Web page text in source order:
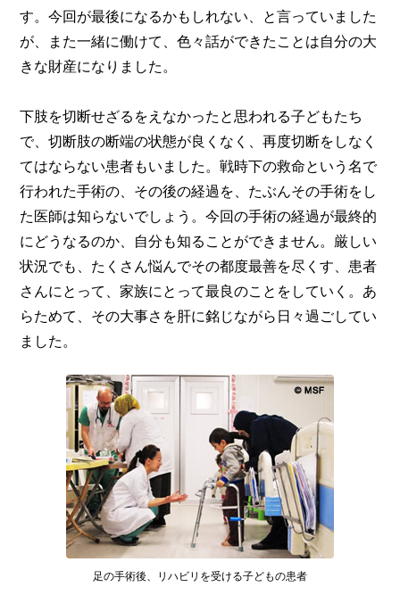
足の手術後、リハビリを受ける子どもの患者
す。今回が最後になるかもしれない、と言っていました
が、また一緒に働けて、色々話ができたことは自分の大
きな財産になりました。
下肢を切断せざるをえなかったと思われる子どもたち
で、切断肢の断端の状態が良くなく、再度切断をしなく
てはならない患者もいました。戦時下の救命という名で
行われた手術の、その後の経過を、たぶんその手術をし
た医師は知らないでしょう。今回の手術の経過が最終的
にどうなるのか、自分も知ることができません。厳しい
状況でも、たくさん悩んでその都度最善を尽くす、患者
さんにとって、家族にとって最良のことをしていく。あ
らためて、その大事さを肝に銘じながら日々過ごしてい
ました。